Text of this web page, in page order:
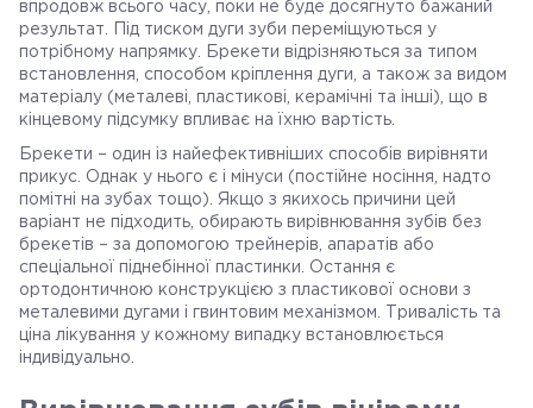
впродовж всього часу, поки не буде досягнуто бажаний
результат. Під тиском дуги зуби переміщуються у
потрібному напрямку. Брекети відрізняються за типом
встановлення, способом кріплення дуги, а також за видом
матеріалу (металеві, пластикові, керамічні та інші), що в
кінцевому підсумку впливає на їхню вартість.
Брекети – один із найефективніших способів вирівняти
прикус. Однак у нього є і мінуси (постійне носіння, надто
помітні на зубах тощо). Якщо з якихось причини цей
варіант не підходить, обирають вирівнювання зубів без
брекетів – за допомогою трейнерів, апаратів або
спеціальної піднебінної пластинки. Остання є
ортодонтичною конструкцією з пластикової основи з
металевими дугами і гвинтовим механізмом. Тривалість та
ціна лікування у кожному випадку встановлюється
індивідуально.